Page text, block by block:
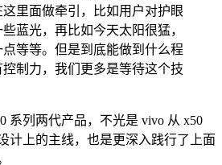
里面做牵引，比如用户对护眼
蓝光，再比如今天太阳很猛，
等等。但是到底能做到什么程
制力，我们更多是等待这个技
系列两代产品，不光是 vivo 从 x50
计上的主线，也是更深入践行了上面